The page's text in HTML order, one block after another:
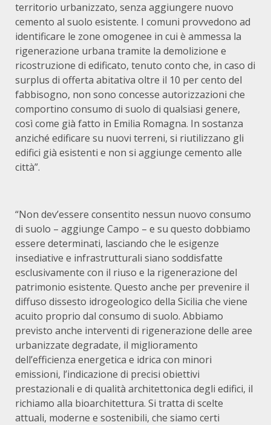
territorio urbanizzato, senza aggiungere nuovo
cemento al suolo esistente. I comuni provvedono ad
identificare le zone omogenee in cui è ammessa la
rigenerazione urbana tramite la demolizione e
ricostruzione di edificato, tenuto conto che, in caso di
surplus di offerta abitativa oltre il 10 per cento del
fabbisogno, non sono concesse autorizzazioni che
comportino consumo di suolo di qualsiasi genere,
così come già fatto in Emilia Romagna. In sostanza
anziché edificare su nuovi terreni, si riutilizzano gli
edifici già esistenti e non si aggiunge cemento alle
città”.
“Non dev’essere consentito nessun nuovo consumo
di suolo – aggiunge Campo – e su questo dobbiamo
essere determinati, lasciando che le esigenze
insediative e infrastrutturali siano soddisfatte
esclusivamente con il riuso e la rigenerazione del
patrimonio esistente. Questo anche per prevenire il
diffuso dissesto idrogeologico della Sicilia che viene
acuito proprio dal consumo di suolo. Abbiamo
previsto anche interventi di rigenerazione delle aree
urbanizzate degradate, il miglioramento
dell’efficienza energetica e idrica con minori
emissioni, l’indicazione di precisi obiettivi
prestazionali e di qualità architettonica degli edifici, il
richiamo alla bioarchitettura. Si tratta di scelte
attuali, moderne e sostenibili, che siamo certi